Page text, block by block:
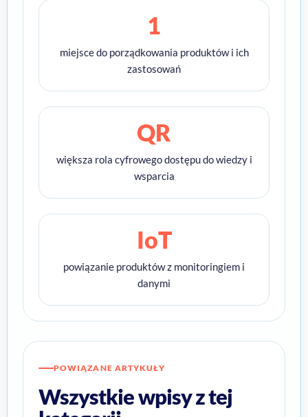
1
miejsce do porządkowania produktów i ich
zastosowań
QR
większa rola cyfrowego dostępu do wiedzy i
wsparcia
IoT
powiązanie produktów z monitoringiem i
danymi
POWIĄZANE ARTYKUŁY
Wszystkie wpisy z tej